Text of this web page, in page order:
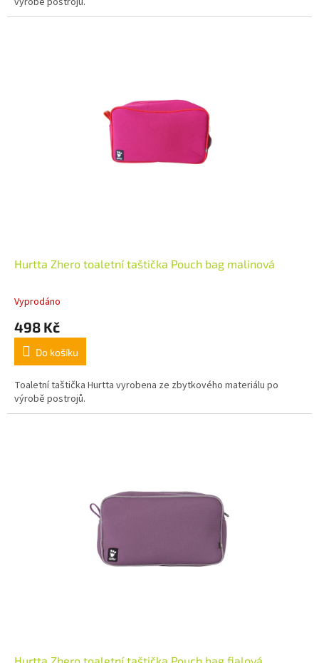
Hurtta Zhero toaletní taštička Pouch bag malinová
Vyprodáno
498 Kč
Do košíku
Toaletní taštička Hurtta vyrobena ze zbytkového materiálu po
výrobě postrojů.